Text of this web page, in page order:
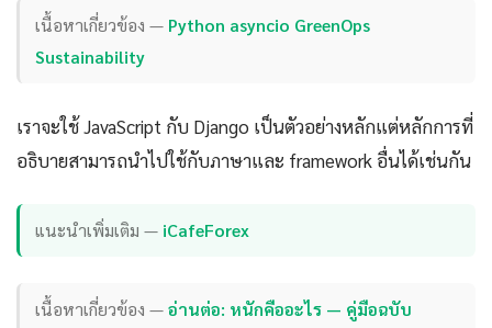
เนื้อหาเกี่ยวข้อง — Python asyncio GreenOps
Sustainability
เราจะใช้ JavaScript กับ Django เป็นตัวอย่างหลักแต่หลักการที่
อธิบายสามารถนำไปใช้กับภาษาและ framework อื่นได้เช่นกัน
แนะนำเพิ่มเติม — iCafeForex
เนื้อหาเกี่ยวข้อง —อ่านต่อ: หนักคืออะไร — คู่มือฉบับ